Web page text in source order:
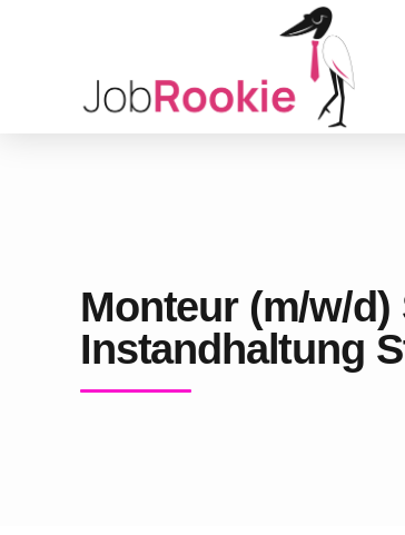
Monteur (m/w/
Instandhaltung